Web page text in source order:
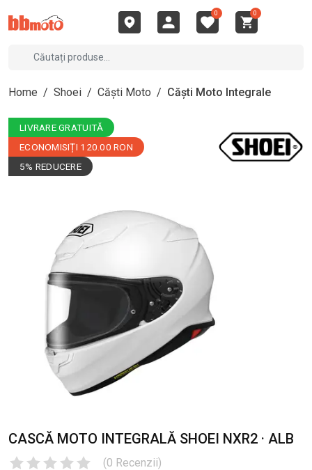
0 0
Home / Shoei / Căști Moto / Căști Moto Integrale
LIVRARE GRATUITĂ
ECONOMISIȚI 120.00 RON
5% REDUCERE
CASCĂ MOTO INTEGRALĂ SHOEI NXR2 · ALB
(0 Recenzii)